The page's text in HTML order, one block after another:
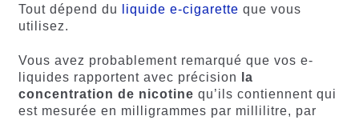
Tout dépend du
liquide e-cigarette que vous
utilisez.
Vous avez probablement remarqué que vos e-
liquides rapportent avec précision
la
concentration de nicotine qu’ils contiennent qui
est mesurée en milligrammes par millilitre, par